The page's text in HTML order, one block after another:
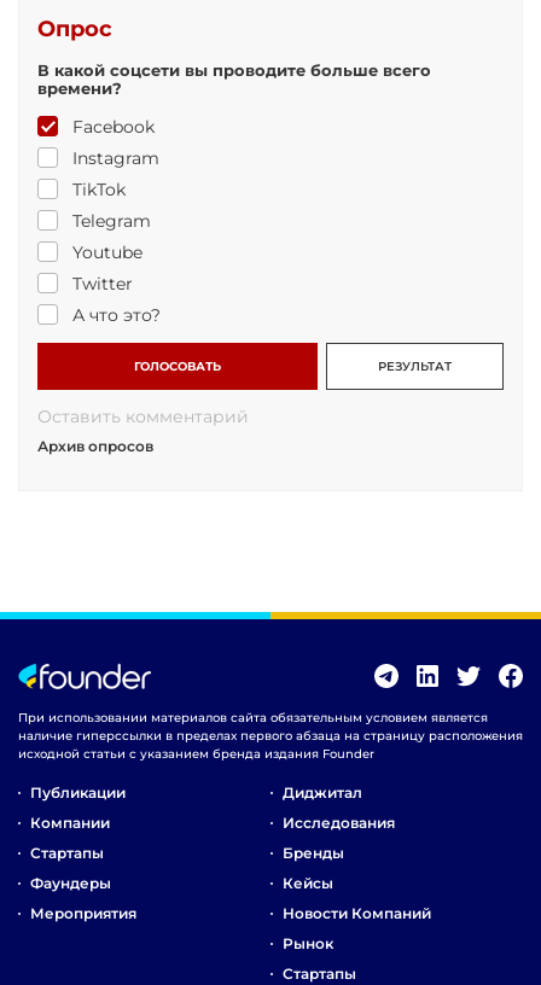
Опрос
В какой соцсети вы проводите больше всего
времени?
Facebook
Instagram
TikTok
Telegram
Youtube
Twitter
А что это?
ГОЛОСОВАТЬ РЕЗУЛЬТАТ
Оставить комментарий
Архив опросов
При использовании материалов сайта обязательным условием является
наличие гиперссылки в пределах первого абзаца на страницу расположения
исходной статьи с указанием бренда издания Founder
Публикации
Компании
Стартапы
Фаундеры
Мероприятия
Диджитал
Исследования
Бренды
Кейсы
Новости Компаний
Рынок
Стартапы